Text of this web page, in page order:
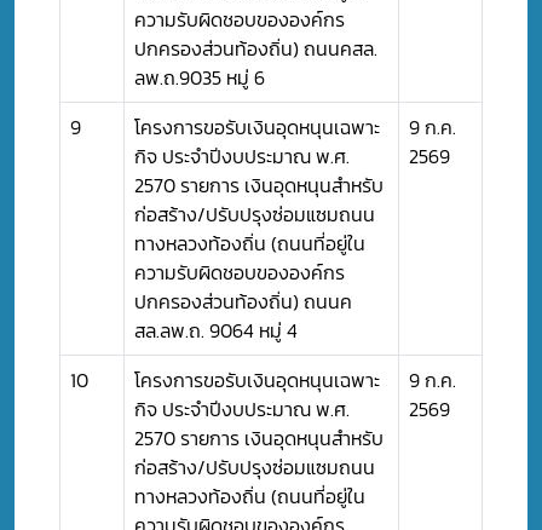
ความรับผิดชอบขององค์กร
ปกครองส่วนท้องถิ่น) ถนนคสล.
ลพ.ถ.9035 หมู่ 6
9
โครงการขอรับเงินอุดหนุนเฉพาะ
กิจ ประจำปีงบประมาณ พ.ศ.
2570 รายการ เงินอุดหนุนสำหรับ
ก่อสร้าง/ปรับปรุงซ่อมแซมถนน
ทางหลวงท้องถิ่น (ถนนที่อยู่ใน
ความรับผิดชอบขององค์กร
ปกครองส่วนท้องถิ่น) ถนนค
สล.ลพ.ถ. 9064 หมู่ 4
9 ก.ค.
2569
10
โครงการขอรับเงินอุดหนุนเฉพาะ
กิจ ประจำปีงบประมาณ พ.ศ.
2570 รายการ เงินอุดหนุนสำหรับ
ก่อสร้าง/ปรับปรุงซ่อมแซมถนน
ทางหลวงท้องถิ่น (ถนนที่อยู่ใน
9 ก.ค.
2569